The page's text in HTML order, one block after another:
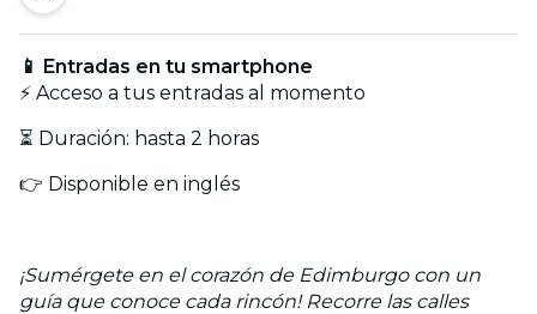
📱 Entradas en tu smartphone
⚡ Acceso a tus entradas al momento
⏳ Duración: hasta 2 horas
👉 Disponible en inglés
¡Sumérgete en el corazón de Edimburgo con un
guía que conoce cada rincón! Recorre las calles